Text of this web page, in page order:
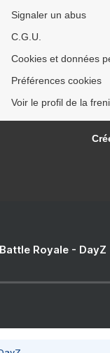
Signaler un abus
C.G.U.
Cookies et données
Préférences cookies
Voir le profil de la
Royale - DayZ